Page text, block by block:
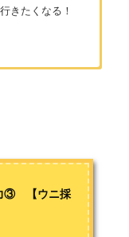
きたくなる！
きで、オールジャ
間利尻島で生活。夢
の優しさに触れ、
しみ方やその魅力
③ 【ウニ採